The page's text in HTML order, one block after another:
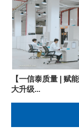
【一信泰质量 | 赋
大升级...